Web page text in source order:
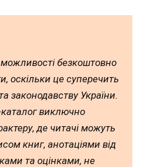
безкоштовно
оскільки це суперечить
законодавству України.
виключно
де читачі можуть
книг, анотаціями від
та оцінками, не